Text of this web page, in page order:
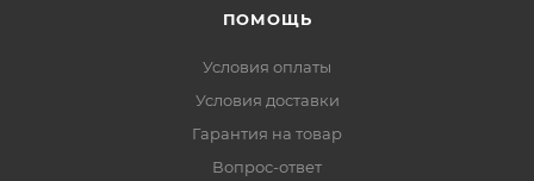
ПОМОЩЬ
Условия оплаты
Условия доставки
Гарантия на товар
Вопрос-ответ